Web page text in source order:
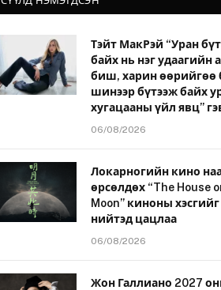
Тэйт МакРэй “Уран
байх нь нэг удаагийн
биш, харин өөрийгөө
шинээр бүтээж байх
хугацааны үйл явц”
06/08/2026
Локарногийн кино
өрсөлдөх “The House
Moon” киноны
нийтэд цацлаа
06/08/2026
Жон Галлиано 2027